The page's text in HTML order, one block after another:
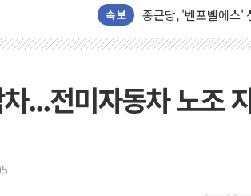
속보
S-OIL, 창립 50주년
현대차, '힐스테이트
오리엔트, 오리엔트바
케이엠제약, 3억원 규
...전미자동차 노조